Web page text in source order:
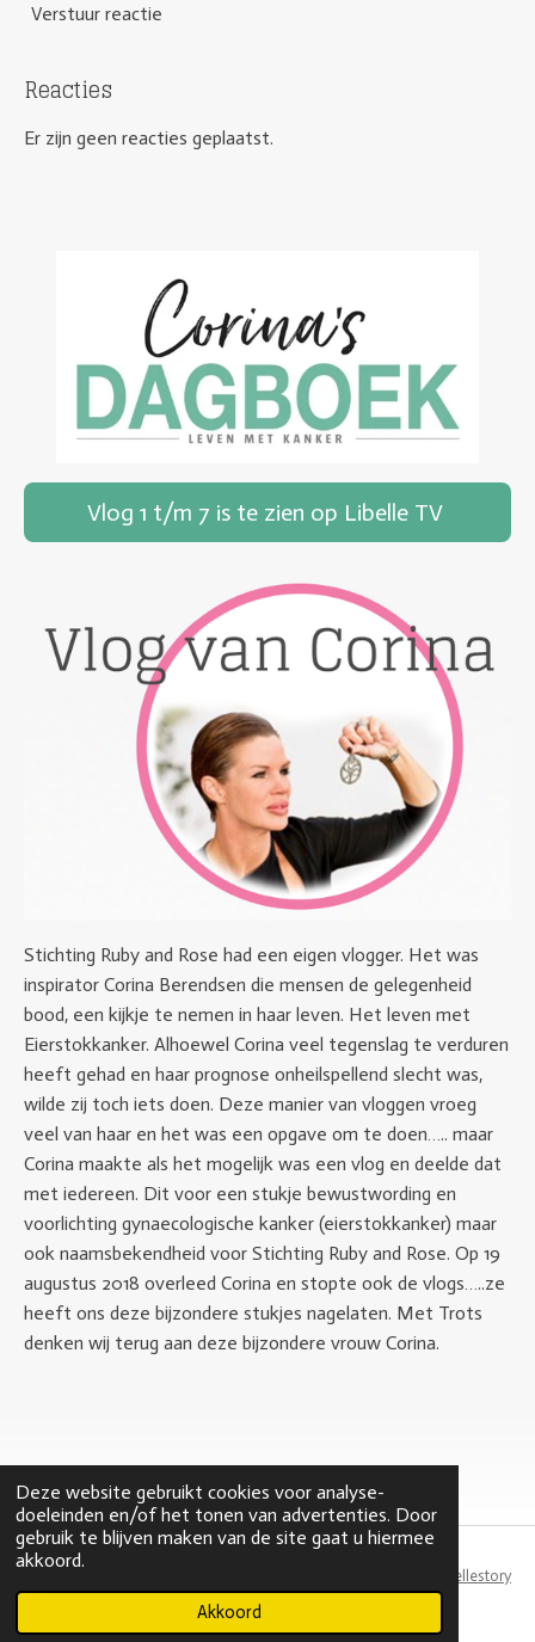
Deze website gebruikt cookies voor analyse-
doeleinden en/of het tonen van advertenties. Door
gebruik te blijven maken van de site gaat u hiermee
akkoord.
Akkoord
Verstuur reactie
Reacties
Er zijn geen reacties geplaatst.
Vlog 1 t/m 7 is te zien op Libelle TV
Stichting Ruby and Rose had een eigen vlogger. Het was
inspirator Corina Berendsen die mensen de gelegenheid
bood, een kijkje te nemen in haar leven. Het leven met
Eierstokkanker. Alhoewel Corina veel tegenslag te verduren
heeft gehad en haar prognose onheilspellend slecht was,
wilde zij toch iets doen. Deze manier van vloggen vroeg
veel van haar en het was een opgave om te doen….. maar
Corina maakte als het mogelijk was een vlog en deelde dat
met iedereen. Dit voor een stukje bewustwording en
voorlichting gynaecologische kanker (eierstokkanker) maar
ook naamsbekendheid voor Stichting Ruby and Rose. Op 19
augustus 2018 overleed Corina en stopte ook de vlogs…..ze
heeft ons deze bijzondere stukjes nagelaten. Met Trots
denken wij terug aan deze bijzondere vrouw Corina.
Tellestory